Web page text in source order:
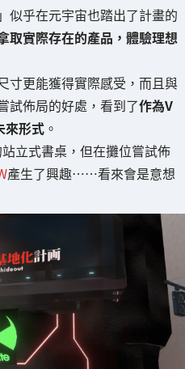
」似乎在元宇宙也踏出了計畫的
取實際存在的產品，體驗理想
寸更能獲得實際感受，而且與
試佈局的好處，看到了作為V
來形式 。
立式書桌，但在攤位嘗試佈
產生了興趣……看來會是意想